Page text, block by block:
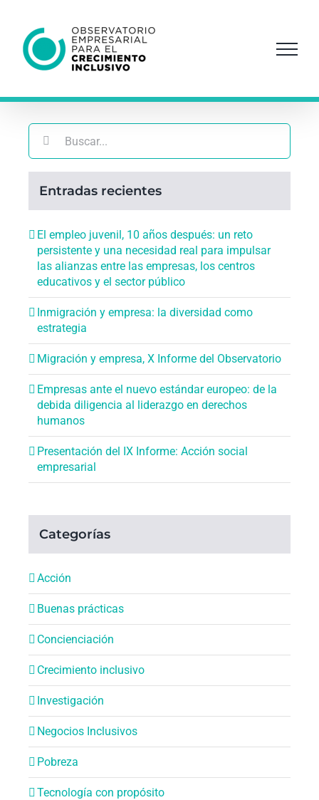
contenido
Buscar:
Entradas recientes
El empleo juvenil, 10 años después: un reto
persistente y una necesidad real para impulsar
las alianzas entre las empresas, los centros
educativos y el sector público
Inmigración y empresa: la diversidad como
estrategia
Migración y empresa, X Informe del Observatorio
Empresas ante el nuevo estándar europeo: de la
debida diligencia al liderazgo en derechos
humanos
Presentación del IX Informe: Acción social
empresarial
Categorías
Acción
Buenas prácticas
Concienciación
Crecimiento inclusivo
Investigación
Negocios Inclusivos
Pobreza
Tecnología con propósito